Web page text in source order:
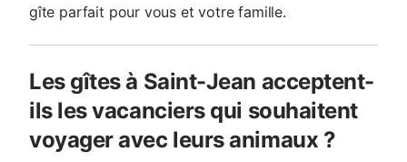
gîte parfait pour vous et votre famille.
Les gîtes à Saint-Jean acceptent-
ils les vacanciers qui souhaitent
voyager avec leurs animaux ?